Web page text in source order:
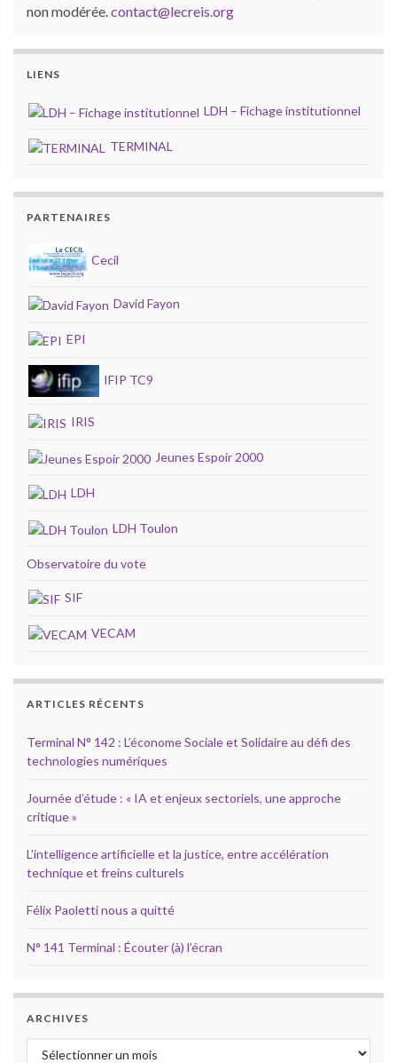
non modérée.contact@lecreis.org
LIENS
LDH – Fichage institutionnel
TERMINAL
PARTENAIRES
Cecil
David Fayon
EPI
IFIP TC9
IRIS
Jeunes Espoir 2000
LDH
LDH Toulon
Observatoire du vote
SIF
VECAM
ARTICLES RÉCENTS
Terminal N° 142 : L’économe Sociale et Solidaire au défi des
technologies numériques
Journée d’étude : « IA et enjeux sectoriels, une approche
critique »
L’intelligence artificielle et la justice, entre accélération
technique et freins culturels
Félix Paoletti nous a quitté
N° 141 Terminal : Écouter (à) l’écran
ARCHIVES
Archives